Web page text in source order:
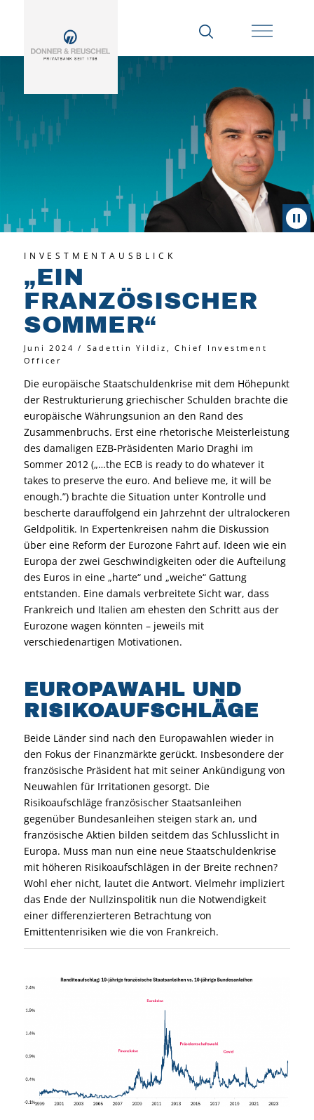
INVESTMENTAUSBLICK
„EIN
FRANZÖSISCHER
SOMMER“
Juni 2024 / Sadettin Yildiz, Chief Investment
Officer
Die europäische Staatschuldenkrise mit dem Höhepunkt
der Restrukturierung griechischer Schulden brachte die
europäische Währungsunion an den Rand des
Zusammenbruchs. Erst eine rhetorische Meisterleistung
des damaligen EZB-Präsidenten Mario Draghi im
Sommer 2012 („…the ECB is ready to do whatever it
takes to preserve the euro. And believe me, it will be
enough.”) brachte die Situation unter Kontrolle und
bescherte darauffolgend ein Jahrzehnt der ultralockeren
Geldpolitik. In Expertenkreisen nahm die Diskussion
über eine Reform der Eurozone Fahrt auf. Ideen wie ein
Europa der zwei Geschwindigkeiten oder die Aufteilung
des Euros in eine „harte“ und „weiche“ Gattung
entstanden. Eine damals verbreitete Sicht war, dass
Frankreich und Italien am ehesten den Schritt aus der
Eurozone wagen könnten – jeweils mit
verschiedenartigen Motivationen.
EUROPAWAHL UND
RISIKOAUFSCHLÄGE
Beide Länder sind nach den Europawahlen wieder in
den Fokus der Finanzmärkte gerückt. Insbesondere der
französische Präsident hat mit seiner Ankündigung von
Neuwahlen für Irritationen gesorgt. Die
Risikoaufschläge französischer Staatsanleihen
gegenüber Bundesanleihen steigen stark an, und
französische Aktien bilden seitdem das Schlusslicht in
Europa. Muss man nun eine neue Staatschuldenkrise
mit höheren Risikoaufschlägen in der Breite rechnen?
Wohl eher nicht, lautet die Antwort. Vielmehr impliziert
das Ende der Nullzinspolitik nun die Notwendigkeit
einer differenzierteren Betrachtung von
Emittentenrisiken wie die von Frankreich.